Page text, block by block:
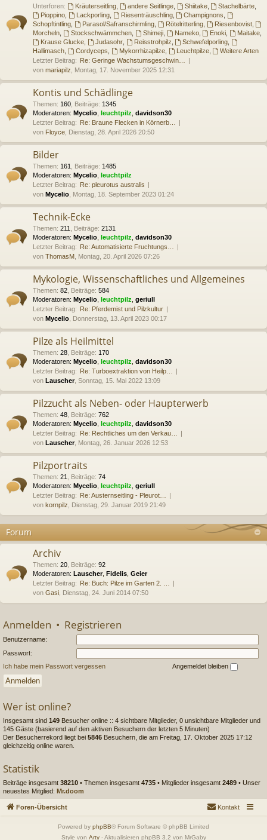
Unterforen:
Kräuterseitling, andere Seitlinge, Shiitake, Stachelbärte
Pioppino, Lackporling, Riesenträuschling, Champignons
Schopftintling
Parasol/Safranschirmling, Rötelritterling, Riesenbovist,
Morcheln
Stockschwämmchen, Shimeji, Nameko, Enoki Maitake
Krause Glucke, Judasohr, Reisstrohpilz Schwefelporling
Hallimasch
Cordyceps Mykorrhizapilze, Leuchtpilze,
Weitere Arten
Letzter Beitrag: Re: Geringe Wachstumsgeschwin…
von mariapilz , Montag, 17. November 2025 12:31
Kontis und Schädlinge
Themen: 160 Beiträge: 1345
Moderatoren: Mycelio leuchtpilz davidson30
Letzter Beitrag: Re: Braune Flecken in Körnerb…
von Floyce , Dienstag, 28. April 2026 20:50
Bilder
Themen: 161 Beiträge: 1485
Moderatoren: Mycelio leuchtpilz
Letzter Beitrag: Re: pleurotus australis
von Mycelio , Montag, 18. September 2023 01:24
Technik-Ecke
Themen: 211 Beiträge: 2131
Moderatoren: Mycelio leuchtpilz davidson30
Letzter Beitrag: Re: Automatisierte Fruchtungs…
von ThomasM , Montag, 20. April 2026 07:26
Mykologie, Wissenschaftliches und Allgemeines
Themen: 82 Beiträge: 584
Moderatoren: Mycelio leuchtpilz geriull
Letzter Beitrag: Re: Pferdemist und Pilzkultur
von Mycelio , Donnerstag, 13. April 2023 00:17
Pilze als Heilmittel
Themen: 28 Beiträge: 170
Moderatoren: Mycelio leuchtpilz davidson30
Letzter Beitrag: Re: Turboextraktion von Heilp…
von Lauscher, Sonntag, 15. Mai 2022 13:09
Pilzzucht als Neben- oder Haupterwerb
Themen: 48 Beiträge: 762
Moderatoren: Mycelio leuchtpilz davidson30
Letzter Beitrag: Re: Rechtliches um den Verkau…
von Lauscher, Montag, 26. Januar 2026 12:53
Pilzportraits
Themen: 21 Beiträge: 74
Moderatoren: Mycelio leuchtpilz geriull
Letzter Beitrag: Re: Austernseitling - Pleurot…
von kornpilz , Dienstag, 29. Januar 2019 21:49
Forum
Archiv
Themen: 20 Beiträge: 92
Moderatoren: Lauscher, Fidelis Geier
Letzter Beitrag: Re: Buch: Pilze im Garten 2. …
von Gasi , Dienstag, 24. Juni 2014 07:50
Anmelden • Registrieren
Benutzername:
Passwort:
Ich habe mein Passwort vergessen
Angemeldet bleiben
Wer ist online?
Insgesamt sind 149 Besucher online :: 4 sichtbare Mitglieder, 0 unsichtbare Mitglieder und
145 Gäste (basierend auf den aktiven Besuchern der letzten 5 Minuten)
Der Besucherrekord liegt bei 5846 Besuchern, die am Freitag, 17. Oktober 2025 17:12
gleichzeitig online waren.
Statistik
Beiträge insgesamt 38210 • Themen insgesamt 4735 • Mitglieder insgesamt 2489 • Unser
neuestes Mitglied: Mr.doom
Foren-Übersicht Kontakt
Powered by phpBB® Forum Software © phpBB Limited
Style von Arty- Aktualisieren phpBB 3.2 von MrGaby